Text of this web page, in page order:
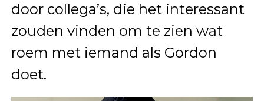
door collega’s, die het interessant
zouden vinden om te zien wat
roem met iemand als Gordon
doet.